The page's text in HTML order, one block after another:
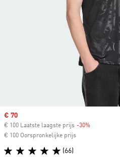
Sale price
€ 70
€ 100 Laatste laagste prijs -30%
€ 100 Oorspronkelijke prijs
(66)